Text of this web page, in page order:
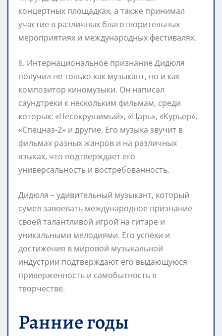
концертных площадках, а также принимал
участие в различных благотворительных
мероприятиях и международных фестивалях.
6. Интернациональное признание Дидюля
получил не только как музыкант, но и как
композитор киномузыки. Он написал
саундтреки к нескольким фильмам, среди
которых: «Несокрушимый», «Царь», «Курьер»,
«Спецназ-2» и другие. Его музыка звучит в
фильмах разных жанров и на различных
языках, что подтверждает его
универсальность и востребованность.
Дидюля – удивительный музыкант, который
сумел завоевать международное признание
своей талантливой игрой на гитаре и
уникальными мелодиями. Его успехи и
достижения в мировой музыкальной
индустрии подтверждают его выдающуюся
приверженность и самобытность в
творчестве.
Ранние годы